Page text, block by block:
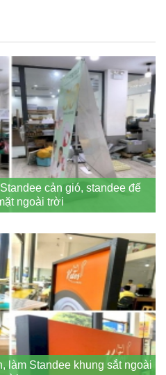
cản gió, standee đế
ngoài trời
làm Standee khung sắt ngoài